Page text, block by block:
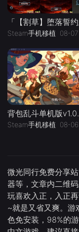
Steam手机移植 08-07
Steam手机移植 08-06
微光同行免费分享
器等，文章内二维
玩喜欢入正，入正
~就是又省又爽。游
色免安装，98%的